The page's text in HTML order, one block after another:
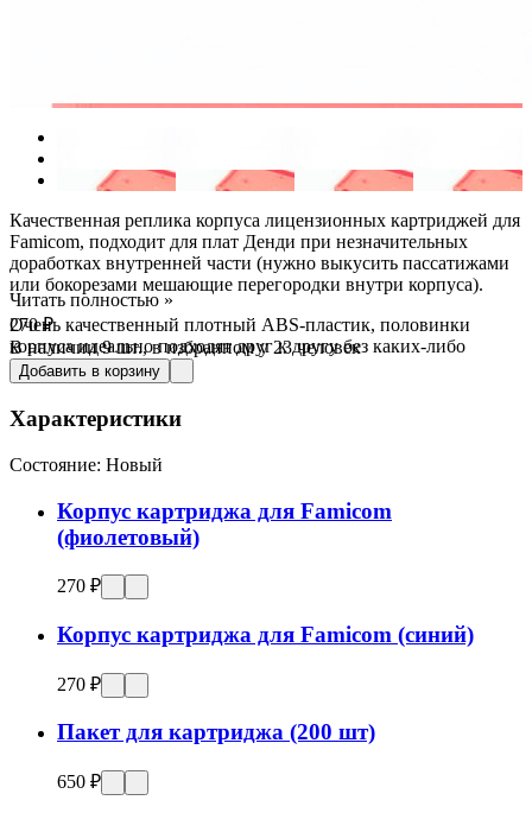
Качественная реплика корпуса лицензионных картриджей для
Famicom, подходит для плат Денди при незначительных
доработках внутренней части (нужно выкусить пассатижами
или бокорезами мешающие перегородки внутри корпуса).
Очень качественный плотный ABS-пластик, половинки
корпуса идеально подходят друг к другу без каких-либо
зазоров.
Читать полностью »
270₽
В наличии9 шт., в избранном у 23 человек
Добавить в корзину
Характеристики
Состояние: Новый
Корпус картриджа для Famicom
(фиолетовый)
270 ₽
Корпус картриджа для Famicom (синий)
270 ₽
Пакет для картриджа (200 шт)
650 ₽